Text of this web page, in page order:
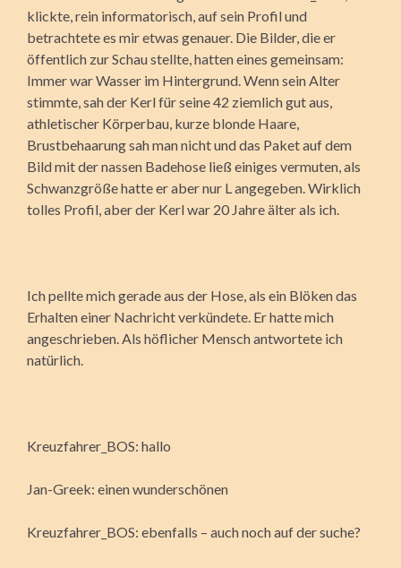
klickte, rein informatorisch, auf sein Profil und
betrachtete es mir etwas genauer. Die Bilder, die er
öffentlich zur Schau stellte, hatten eines gemeinsam:
Immer war Wasser im Hintergrund. Wenn sein Alter
stimmte, sah der Kerl für seine 42 ziemlich gut aus,
athletischer Körperbau, kurze blonde Haare,
Brustbehaarung sah man nicht und das Paket auf dem
Bild mit der nassen Badehose ließ einiges vermuten, als
Schwanzgröße hatte er aber nur L angegeben. Wirklich
tolles Profil, aber der Kerl war 20 Jahre älter als ich.
Ich pellte mich gerade aus der Hose, als ein Blöken das
Erhalten einer Nachricht verkündete. Er hatte mich
angeschrieben. Als höflicher Mensch antwortete ich
natürlich.
Kreuzfahrer_BOS: hallo
Jan-Greek: einen wunderschönen
Kreuzfahrer_BOS: ebenfalls – auch noch auf der suche?